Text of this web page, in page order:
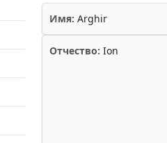
Имя: Arghir
Отчество: Ion